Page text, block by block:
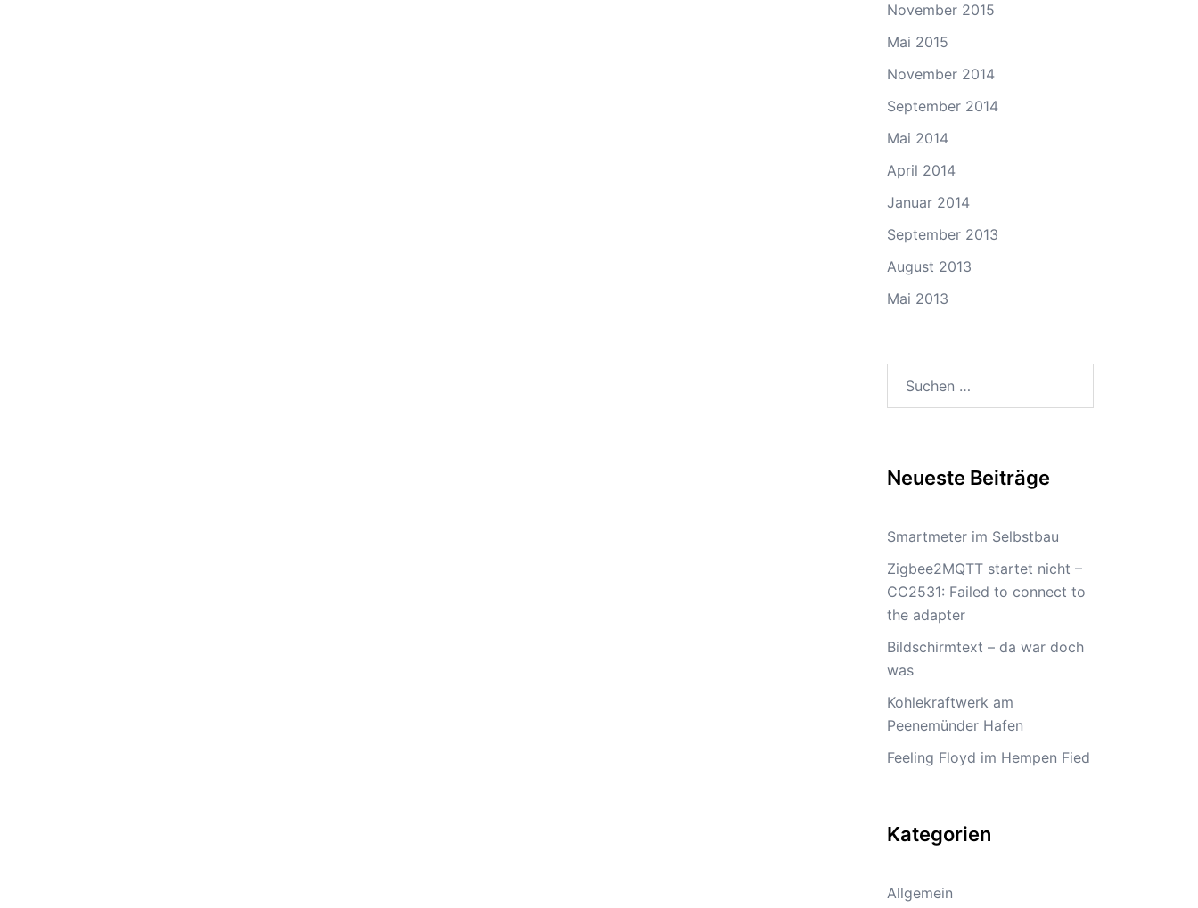
November 2015
Mai 2015
November 2014
September 2014
Mai 2014
April 2014
Januar 2014
September 2013
August 2013
Mai 2013
Neueste Beiträge
Smartmeter im Selbstbau
Zigbee2MQTT startet nicht –
CC2531: Failed to connect to
the adapter
Bildschirmtext – da war doch
was
Kohlekraftwerk am
Peenemünder Hafen
Feeling Floyd im Hempen Fied
Kategorien
Allgemein